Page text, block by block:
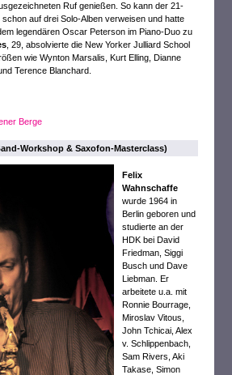
Ruf genießen. So kann der 21-
schon auf drei Solo-Alben verweisen und hatte
legendären Oscar Peterson im Piano-Duo zu
, 29, absolvierte die New Yorker Julliard School
wie Wynton Marsalis, Kurt Elling, Dianne
Terence Blanchard.
Berge
Workshop & Saxofon-Masterclass)
Felix
Wahnschaffe
wurde 1964 in
Berlin geboren und
studierte an der
HDK bei David
Friedman, Siggi
Busch und Dave
Liebman. Er
arbeitete u.a. mit
Ronnie Bourrage,
Miroslav Vitous,
John Tchicai, Alex
v. Schlippenbach,
Sam Rivers, Aki
Takase, Simon